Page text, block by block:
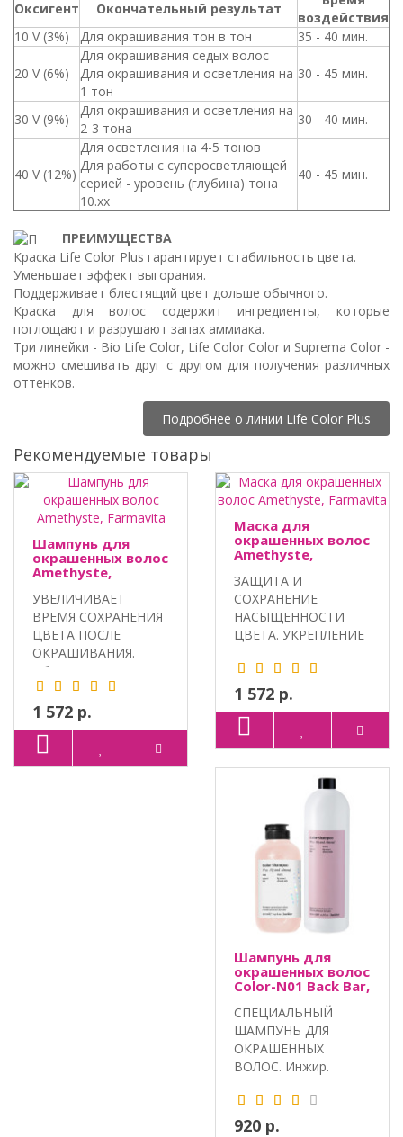
Оксигент Окончательный результат
воздействия
10 V (3%)
Для окрашивания тон в тон 35 - 40 мин.
20 V (6%)
Для окрашивания седых волос
Для окрашивания и осветления на
1 тон
30 - 45 мин.
30 V (9%)
Для окрашивания и осветления на
2-3 тона
30 - 40 мин.
40 V (12%)
Для осветления на 4-5 тонов
Для работы с суперосветляющей
серией - уровень (глубина) тона
10.хх
40 - 45 мин.
ПРЕИМУЩЕСТВА
Краска Life Color Plus гарантирует стабильность цвета.
Уменьшает эффект выгорания.
Поддерживает блестящий цвет дольше обычного.
Краска для волос содержит ингредиенты, которые
поглощают и разрушают запах аммиака.
Три линейки - Bio Life Color, Life Color Color и Suprema Color -
можно смешивать друг с другом для получения различных
оттенков.
Подробнее о линии Life Color Plus
Рекомендуемые товары
Шампунь для
окрашенных волос
Amethyste,
УВЕЛИЧИВАЕТ
ВРЕМЯ СОХРАНЕНИЯ
ЦВЕТА ПОСЛЕ
ОКРАШИВАНИЯ.
Объем: 250 мл, 1000
мл...
1 572 р.
Маска для
окрашенных волос
Amethyste,
ЗАЩИТА И
СОХРАНЕНИЕ
НАСЫЩЕННОСТИ
ЦВЕТА. УКРЕПЛЕНИЕ
Объем: 250 м..
1 572 р.
Шампунь для
окрашенных волос
Color-N01 Back Bar,
СПЕЦИАЛЬНЫЙ
ШАМПУНЬ ДЛЯ
ОКРАШЕННЫХ
ВОЛОС. Инжир.
молочко. Объем: ..
920 р.